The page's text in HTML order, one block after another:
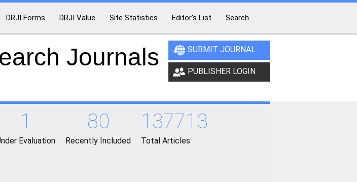
DRJI Forms DRJI Value Site Statistics Editor's List Search
Journals
SUBMIT JOURNAL
PUBLISHER LOGIN
1
Evaluation
80
Recently Included
137713
Total Articles